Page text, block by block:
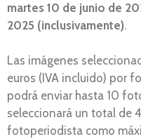
martes 10 de junio de
2025 (inclusivamente).
Las imágenes
euros (IVA incluido) por
podrá enviar hasta 10
seleccionará un total de
fotoperiodista como